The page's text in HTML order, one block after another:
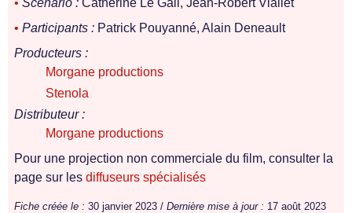
• Scénario : Catherine Le Gall, Jean-Robert Viallet
• Participants : Patrick Pouyanné, Alain Deneault
Producteurs :
Morgane productions
Stenola
Distributeur :
Morgane productions
Pour une projection non commerciale du film, consulter la
page sur les diffuseurs spécialisés
Fiche créée le : 30 janvier 2023 / Dernière mise à jour : 17 août 2023